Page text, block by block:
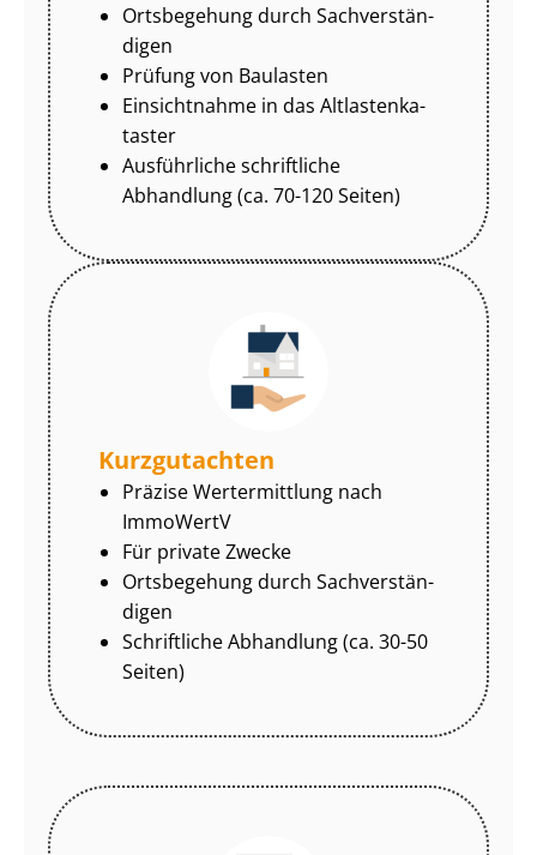
Ortsbegehung durch Sach­ver­stän­
di­gen
Prüfung von Baulasten
Einsichtnahme in das Alt­las­ten­ka­
tas­ter
Ausführliche schriftliche
Abhandlung (ca. 70-120 Seiten)
Kurzgutachten
Präzise Wertermittlung nach
ImmoWertV
Für private Zwecke
Ortsbegehung durch Sach­ver­stän­
di­gen
Schriftliche Abhandlung (ca. 30-50
Seiten)